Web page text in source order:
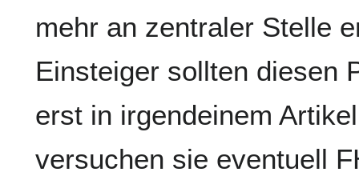
mehr an zentraler Stelle
Einsteiger sollten diesen
erst in irgendeinem
versuchen sie eventuell